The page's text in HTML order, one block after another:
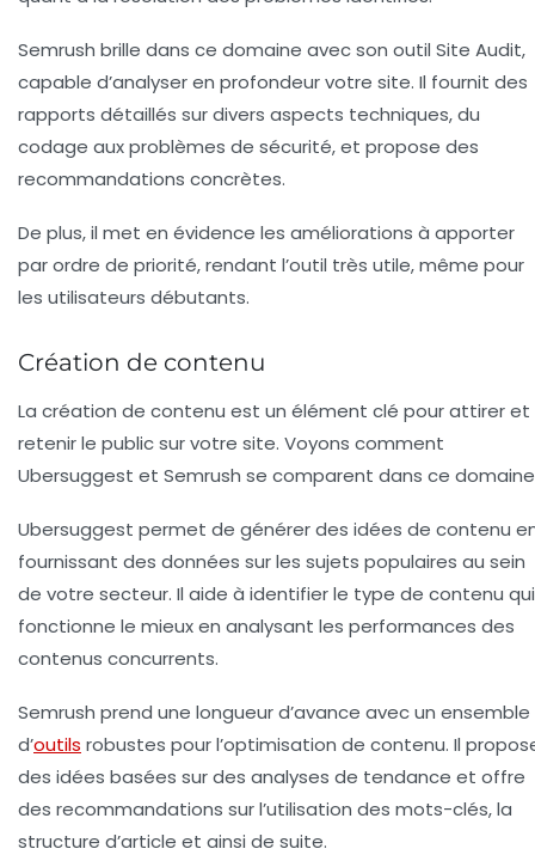
Semrush brille dans ce domaine avec son outil Site Audit,
capable d’analyser en profondeur votre site. Il fournit des
rapports détaillés sur divers aspects techniques, du
codage aux problèmes de sécurité, et propose des
recommandations concrètes.
De plus, il met en évidence les améliorations à apporter
par ordre de priorité, rendant l’outil très utile, même pour
les utilisateurs débutants.
Création de contenu
La création de contenu est un élément clé pour attirer et
retenir le public sur votre site. Voyons comment
Ubersuggest et Semrush se comparent dans ce
Ubersuggest permet de générer des idées de contenu
fournissant des données sur les sujets populaires au sein
de votre secteur. Il aide à identifier le type de contenu qui
fonctionne le mieux en analysant les performances des
contenus concurrents.
Semrush prend une longueur d’avance avec un ensemble
d’outils robustes pour l’optimisation de contenu. Il
des idées basées sur des analyses de tendance et offre
des recommandations sur l’utilisation des mots-clés, la
structure d’article et ainsi de suite.